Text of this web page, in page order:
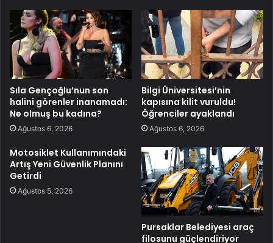
Sıla Gençoğlu’nun son
halini görenler inanamadı:
Ne olmuş bu kadına?
Ağustos 6, 2026
Bilgi Üniversitesi’nin
kapısına kilit vuruldu!
Öğrenciler ayaklandı
Ağustos 6, 2026
Motosiklet Kullanımındaki
Artış Yeni Güvenlik Planını
Getirdi
Ağustos 5, 2026
Pursaklar Belediyesi araç
filosunu güçlendiriyor